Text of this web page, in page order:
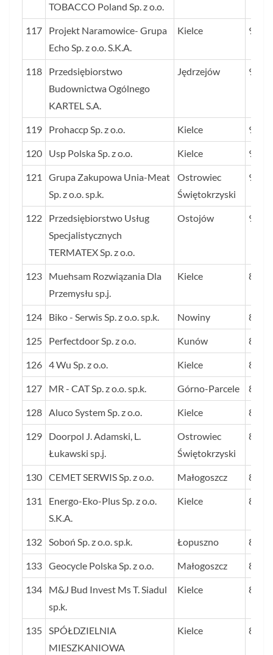
TOBACCO Poland Sp. z o.o.
117
Projekt Naramowice- Grupa
Echo Sp. z o.o. S.K.A.
Kielce 94
118
Przedsiębiorstwo
Budownictwa Ogólnego
KARTEL S.A.
Jędrzejów 92
119 Prohaccp Sp. z o.o. Kielce 92
120 Usp Polska Sp. z o.o. Kielce 91
121
Grupa Zakupowa Unia-Meat
Sp. z o.o. sp.k.
Ostrowiec
Świętokrzyski
90
122
Przedsiębiorstwo Usług
Specjalistycznych
TERMATEX Sp. z o.o.
Ostojów 90
123
Muehsam Rozwiązania Dla
Przemysłu sp.j.
Kielce 89
124 Biko - Serwis Sp. z o.o. sp.k. Nowiny 89
125 Perfectdoor Sp. z o.o. Kunów 89
126 4 Wu Sp. z o.o. Kielce 89
127 MR - CAT Sp. z o.o. sp.k. Górno-Parcele 87
128 Aluco System Sp. z o.o. Kielce 87
129
Doorpol J. Adamski, L.
Łukawski sp.j.
Ostrowiec
Świętokrzyski
87
130 CEMET SERWIS Sp. z o.o. Małogoszcz 86
131
Energo-Eko-Plus Sp. z o.o.
S.K.A.
Kielce 85
132 Soboń Sp. z o.o. sp.k. Łopuszno 85
133 Geocycle Polska Sp. z o.o. Małogoszcz 84
134
M&J Bud Invest Ms T. Siadul
sp.k.
Kielce 84
135 SPÓŁDZIELNIA
MIESZKANIOWA
Kielce 83